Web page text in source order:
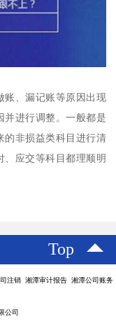
账、漏记账等原因出现
并进行调整。一般都是
的非损益类科目进行清
、应交等科目都理顺明
Top
注销 湘潭审计报告 湘潭公司账务
公司